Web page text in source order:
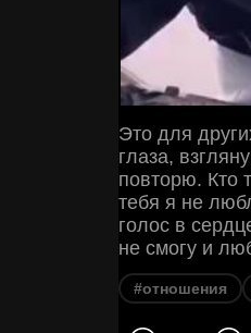
Это для
глаза,
повторю. Кто
тебя я не
голос в
не смогу и
#отношения